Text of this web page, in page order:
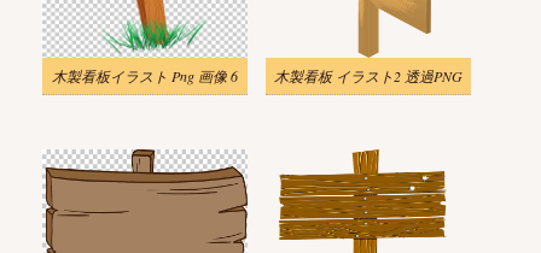
木製看板イラスト Png 画像 6 木製看板 イラスト2 透過PNG